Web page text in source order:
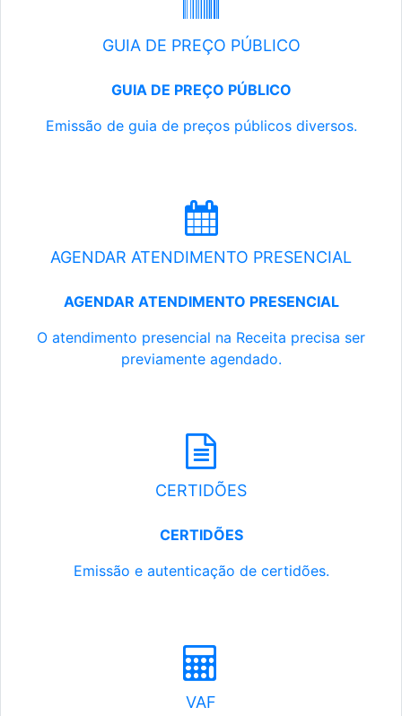
GUIA DE PREÇO PÚBLICO
GUIA DE PREÇO PÚBLICO
Emissão de guia de preços públicos diversos.
AGENDAR ATENDIMENTO PRESENCIAL
AGENDAR ATENDIMENTO PRESENCIAL
O atendimento presencial na Receita precisa ser
previamente agendado.
CERTIDÕES
CERTIDÕES
Emissão e autenticação de certidões.
VAF